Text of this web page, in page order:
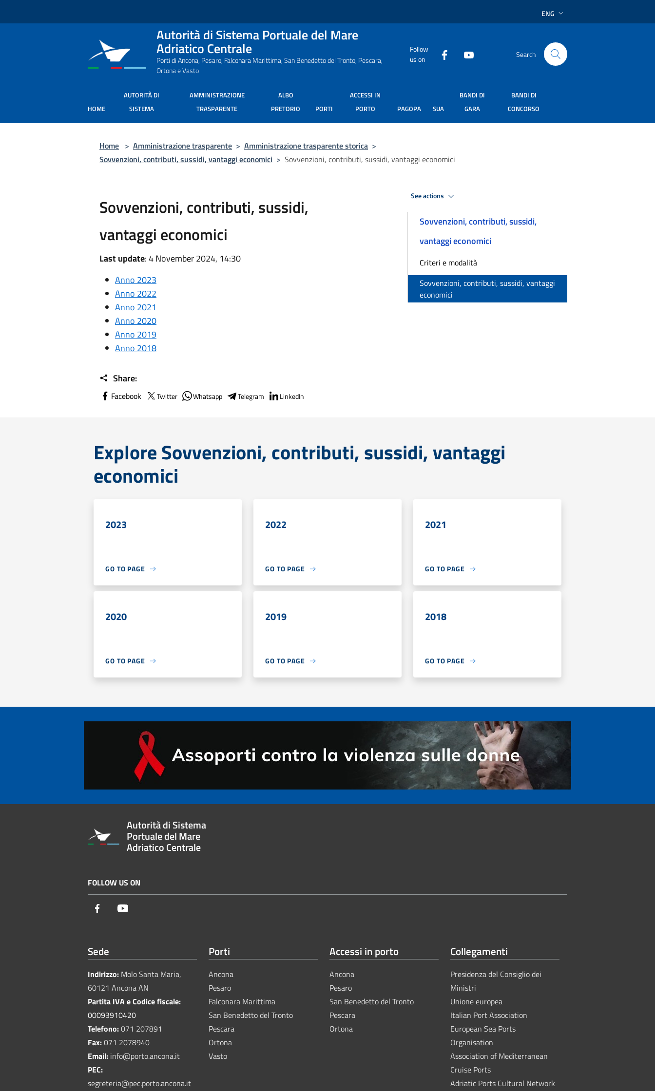
ENG
Autorità di Sistema Portuale del Mare
Adriatico Centrale
Porti di Ancona, Pesaro, Falconara Marittima, San Benedetto del Tronto, Pescara,
Ortona e Vasto
Follow
us on
Search
HOME
AUTORITÀ DI
SISTEMA
AMMINISTRAZIONE
TRASPARENTE
ALBO
PRETORIO
PORTI
ACCESSI IN
PORTO
PAGOPA SUA
BANDI DI
GARA
BANDI DI
CONCORSO
Home > Amministrazione trasparente > Amministrazione trasparente storica >
Sovvenzioni, contributi, sussidi, vantaggi economici > Sovvenzioni, contributi, sussidi, vantaggi economici
Sovvenzioni, contributi, sussidi,
vantaggi economici
Last update: 4 November 2024, 14:30
Anno 2023
Anno 2022
Anno 2021
Anno 2020
Anno 2019
Anno 2018
Share:
Facebook Twitter Whatsapp Telegram LinkedIn
See actions
Sovvenzioni, contributi, sussidi,
vantaggi economici
Criteri e modalità
Sovvenzioni, contributi, sussidi, vantaggi
economici
Explore Sovvenzioni, contributi, sussidi, vantaggi
economici
2023
GO TO PAGE
2022
GO TO PAGE
2021
GO TO PAGE
2020
GO TO PAGE
2019
GO TO PAGE
2018
GO TO PAGE
Autorità di Sistema
Portuale del Mare
Adriatico Centrale
FOLLOW US ON
Facebook
Sede
Indirizzo: Molo Santa Maria,
60121 Ancona AN
Partita IVA e Codice fiscale:
00093910420
Telefono:071 207891
Fax:071 2078940
Email: info@porto.ancona.it
PEC:
segreteria@pec.porto.ancona.it
Porti
Ancona
Pesaro
Falconara Marittima
San Benedetto del Tronto
Pescara
Ortona
Vasto
Accessi in porto
Ancona
Pesaro
San Benedetto del Tronto
Pescara
Ortona
Collegamenti
Presidenza del Consiglio dei
Ministri
Unione europea
Italian Port Association
European Sea Ports
Organisation
Association of Mediterranean
Cruise Ports
Adriatic Ports Cultural Network